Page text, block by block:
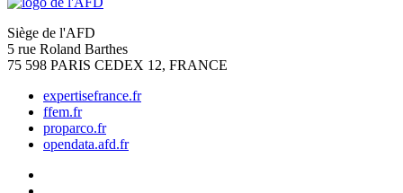
Siège de l'AFD
5 rue Roland Barthes
75 598 PARIS CEDEX 12, FRANCE
expertisefrance.fr
ffem.fr
proparco.fr
opendata.afd.fr